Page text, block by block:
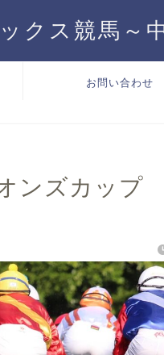
クス競馬～
お問い合わせ
ンズカップ